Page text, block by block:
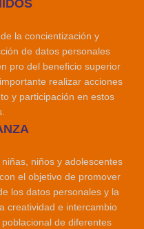
la concientización y
de datos personales
pro del beneficio superior
realizar acciones
y participación en estos
niños y adolescentes
el objetivo de promover
los datos personales y la
creatividad e intercambio
de diferentes